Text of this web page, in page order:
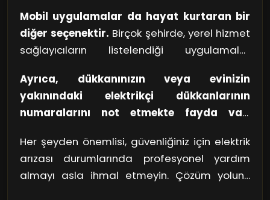
altında bulundurmak faydalı olacaktır.
sağlayıcılar hakkında tavsiyeler almak için
mükemmel bir platform sunar. Ayrıca, bu
gruplar sayesinde hızlıca ihtiyaç duyduğunuz
hizmete ulaşabilirsiniz.
Mobil uygulamalar da hayat kurtaran bir
diğer seçenektir. Birçok şehirde, yerel hizmet
sağlayıcıların listelendiği uygulamalar
aramak, hem hızlı hem de pratik bir çözüm
sunar. Özellikle o an dışarıda ya da yoğun bir
gün geçiriyorsanız bu tarz bir uygulamayı
kullanmak işinizi kolaylaştırır.
Ayrıca, dükkanınızın veya evinizin
yakınındaki elektrikçi dükkanlarının
numaralarını not etmekte fayda var.
durumlarda hizmet verebilecek elektrikçiler
bulunur. Unutmayın, bir arıza anında panik
yapmak yerine, bu tür önlemler alarak
Her şeyden önemlisi, güvenliğiniz için elektrik
arızası durumlarında profesyonel yardım
almayı asla ihmal etmeyin. Çözüm yolunu